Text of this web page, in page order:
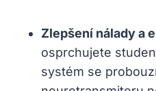
Zlepšení nálady a
osprchujete
systém se